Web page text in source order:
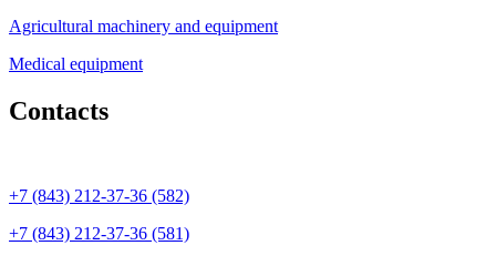
Agricultural machinery and equipment
Medical equipment
Contacts
+7 (843) 212-37-36 (582)
+7 (843) 212-37-36 (581)